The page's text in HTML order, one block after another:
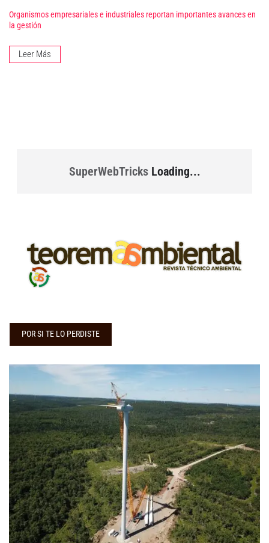
Organismos empresariales e industriales reportan importantes avances en
la gestión
Leer Más
SuperWebTricksLoading...
POR SI TE LO PERDISTE